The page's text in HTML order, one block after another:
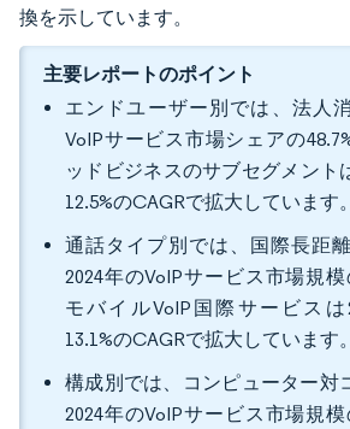
換を示しています。
主要レポートのポイント
エンドユーザー別では、法人
VoIPサービス市場シェアの
ッドビジネスのサブセグメント
12.5%のCAGRで拡大しています。
通話タイプ別では、国際長距
2024年のVoIPサービス市場規模
モバイルVoIP国際サービスは
13.1%のCAGRで拡大しています。
構成別では、コンピューター対
2024年のVoIPサービス市場規